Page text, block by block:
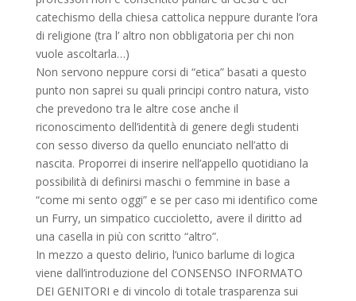
catechismo della chiesa cattolica neppure durante l’ora
di religione (tra l’ altro non obbligatoria per chi non
vuole ascoltarla…)
Non servono neppure corsi di “etica” basati a questo
punto non saprei su quali principi contro natura, visto
che prevedono tra le altre cose anche il
riconoscimento dell’identità di genere degli studenti
con sesso diverso da quello enunciato nell’atto di
nascita. Proporrei di inserire nell’appello quotidiano la
possibilità di definirsi maschi o femmine in base a
“come mi sento oggi” e se per caso mi identifico come
un Furry, un simpatico cuccioletto, avere il diritto ad
una casella in più con scritto “altro”.
In mezzo a questo delirio, l’unico barlume di logica
viene dall’introduzione del CONSENSO INFORMATO
DEI GENITORI e di vincolo di totale trasparenza sui